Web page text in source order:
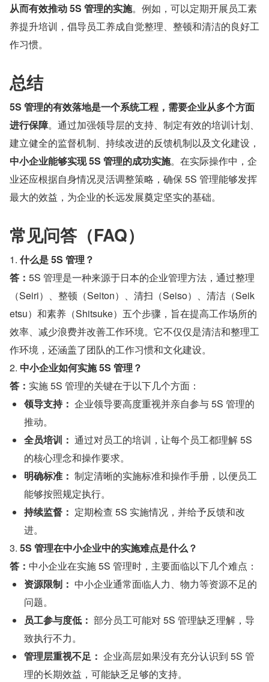
从而有效推动 5S 管理的实施。例如，可以定期开展员工素
养提升培训，倡导员工养成自觉整理、整顿和清洁的良好工
作习惯。
总结
5S 管理的有效落地是一个系统工程，需要企业从多个方面
进行保障。通过加强领导层的支持、制定有效的培训计划、
建立健全的监督机制、持续改进的反馈机制以及文化建设，
中小企业能够实现 5S 管理的成功实施。在实际操作中，企
业还应根据自身情况灵活调整策略，确保 5S 管理能够发挥
最大的效益，为企业的长远发展奠定坚实的基础。
常见问答（FAQ）
1. 什么是 5S 管理？
答： 5S 管理是一种来源于日本的企业管理方法，通过整理
（Seiri）、整顿（Seiton）、清扫（Seiso）、清洁（Seik
etsu）和素养（Shitsuke）五个步骤，旨在提高工作场所的
效率、减少浪费并改善工作环境。它不仅仅是清洁和整理工
作环境，还涵盖了团队的工作习惯和文化建设。
2. 中小企业如何实施 5S 管理？
答： 实施 5S 管理的关键在于以下几个方面：
领导支持： 企业领导要高度重视并亲自参与 5S 管理的
推动。
全员培训： 通过对员工的培训，让每个员工都理解 5S
的核心理念和操作要求。
明确标准： 制定清晰的实施标准和操作手册，以便员工
能够按照规定执行。
持续监督： 定期检查 5S 实施情况，并给予反馈和改
进。
3. 5S 管理在中小企业中的实施难点是什么？
答： 中小企业在实施 5S 管理时，主要面临以下几个难点：
资源限制： 中小企业通常面临人力、物力等资源不足的
问题。
员工参与度低： 部分员工可能对 5S 管理缺乏理解，导
致执行不力。
管理层重视不足： 企业高层如果没有充分认识到 5S 管
理的长期效益，可能缺乏足够的支持。